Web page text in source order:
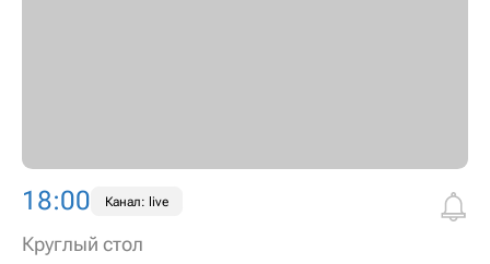
18:00 Канал: live
Круглый стол